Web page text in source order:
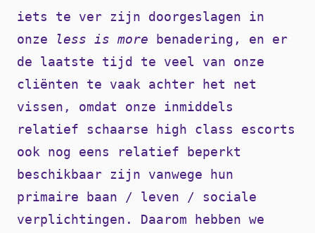
iets te ver zijn doorgeslagen in
onze less is more benadering, en er
de laatste tijd te veel van onze
cliënten te vaak achter het net
vissen, omdat onze inmiddels
relatief schaarse high class escorts
ook nog eens relatief beperkt
beschikbaar zijn vanwege hun
primaire baan / leven / sociale
verplichtingen. Daarom hebben we